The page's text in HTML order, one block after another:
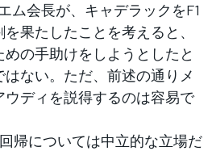
ム会長が、キャデラックをF1
果たしたことを考えると、
の手助けをしようとしたと
はない。ただ、前述の通りメ
ディを説得するのは容易で
帰については中立的な立場だ